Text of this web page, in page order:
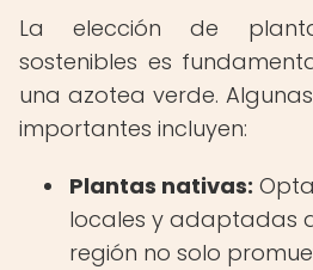
La elección de
sostenibles es
una azotea verde.
importantes incluyen:
Plantas nativas:
locales y adaptadas
región no solo